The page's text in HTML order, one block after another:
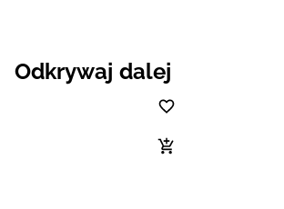
Odkrywaj dalej